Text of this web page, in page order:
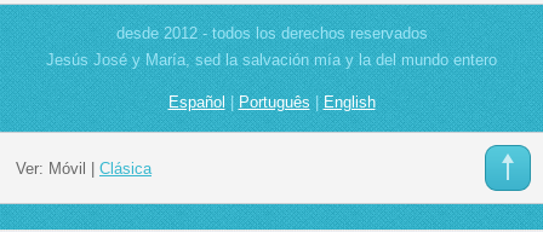
desde 2012 - todos los derechos reservados
Jesús José y María, sed la salvación mía y la del mundo entero
Español |Português|English
Ver: Móvil Clásica